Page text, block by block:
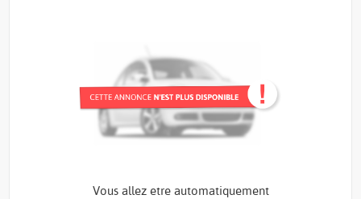
Vous allez etre automatiquement